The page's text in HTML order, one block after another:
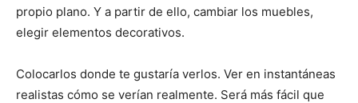
propio plano. Y a partir de ello, cambiar los muebles,
elegir elementos decorativos.
Colocarlos donde te gustaría verlos. Ver en instantáneas
realistas cómo se verían realmente. Será más fácil que